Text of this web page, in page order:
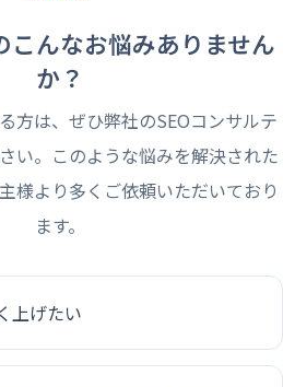
こんなお悩みありません
か？
方は、ぜひ弊社のSEOコンサルテ
い。このような悩みを解決された
様より多くご依頼いただいており
ます。
上げたい